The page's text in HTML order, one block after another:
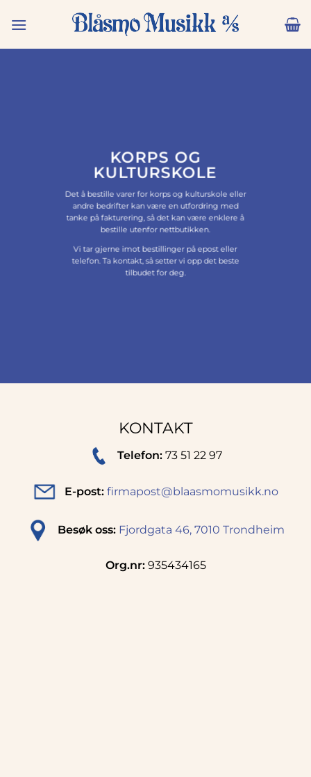
KORPS OG
KULTURSKOLE
Det å bestille varer for korps og kulturskole eller
andre bedrifter kan være en utfordring med
tanke på fakturering, så det kan være enklere å
bestille utenfor nettbutikken.
Vi tar gjerne imot bestillinger på epost eller
telefon. Ta kontakt, så setter vi opp det beste
tilbudet for deg.
KONTAKT
Telefon: 73 51 22 97
E-post: firmapost@blaasmomusikk.no
Besøk oss: Fjordgata 46, 7010 Trondheim
Org.nr:935434165